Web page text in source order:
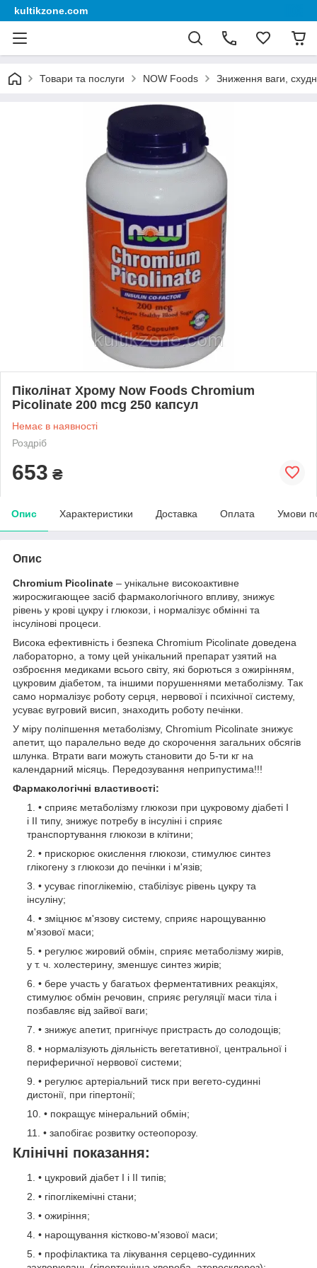
kultikzone.com
Товари та послуги NOW Foods Зниження ваги,
Піколінат Хрому Now Foods Chromium
Picolinate 200 mcg 250 капсул
Немає в наявності
Роздріб
653 ₴
Опис Характеристики Доставка Оплата Умови
Опис
Chromium Picolinate – унікальне високоактивне
жиросжигающее засіб фармакологічного впливу, знижує
рівень у крові цукру і глюкози, і нормалізує обмінні та
інсулінові процеси.
Висока ефективність і безпека Chromium Picolinate доведена
лабораторно, а тому цей унікальний препарат узятий на
озброєння медиками всього світу, які борються з ожирінням,
цукровим діабетом, та іншими порушеннями метаболізму. Так
само нормалізує роботу серця, нервової і психічної систему,
усуває вугровий висип, знаходить роботу печінки.
У міру поліпшення метаболізму, Chromium Picolinate знижує
апетит, що паралельно веде до скорочення загальних обсягів
шлунка. Втрати ваги можуть становити до 5-ти кг на
календарний місяць. Передозування неприпустима!!!
Фармакологічні властивості:
• сприяє метаболізму глюкози при цукровому діабеті I
і II типу, знижує потребу в інсуліні і сприяє
транспортування глюкози в клітини;
• прискорює окислення глюкози, стимулює синтез
глікогену з глюкози до печінки і м'язів;
• усуває гіпоглікемію, стабілізує рівень цукру та
інсуліну;
• зміцнює м'язову систему, сприяє нарощуванню
м'язової маси;
• регулює жировий обмін, сприяє метаболізму жирів,
у т. ч. холестерину, зменшує синтез жирів;
• бере участь у багатьох ферментативних реакціях,
стимулює обмін речовин, сприяє регуляції маси тіла і
позбавляє від зайвої ваги;
• знижує апетит, пригнічує пристрасть до солодощів;
• нормалізують діяльність вегетативної, центральної і
периферичної нервової системи;
• регулює артеріальний тиск при вегето-судинні
дистонії, при гіпертонії;
• покращує мінеральний обмін;
• запобігає розвитку остеопорозу.
Клінічні показання:
• цукровий діабет I і II типів;
• гіпоглікемічні стани;
• ожиріння;
• нарощування кістково-м'язової маси;
• профілактика та лікування серцево-судинних